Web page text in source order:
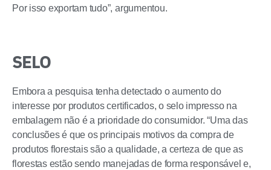
Por isso exportam tudo”, argumentou.
SELO
Embora a pesquisa tenha detectado o aumento do
interesse por produtos certificados, o selo impresso na
embalagem não é a prioridade do consumidor. “Uma das
conclusões é que os principais motivos da compra de
produtos florestais são a qualidade, a certeza de que as
florestas estão sendo manejadas de forma responsável e,